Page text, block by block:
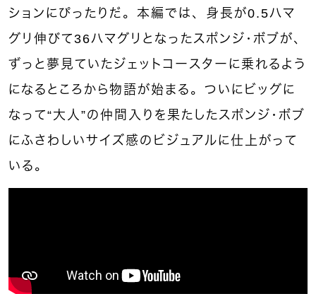
ションにぴったりだ。本編では、身長が0.5ハマ
グリ伸びて36ハマグリとなったスポンジ・ボブが、
ずっと夢見ていたジェットコースターに乗れるよう
になるところから物語が始まる。ついにビッグに
なって“大人”の仲間入りを果たしたスポンジ・ボブ
にふさわしいサイズ感のビジュアルに仕上がって
いる。